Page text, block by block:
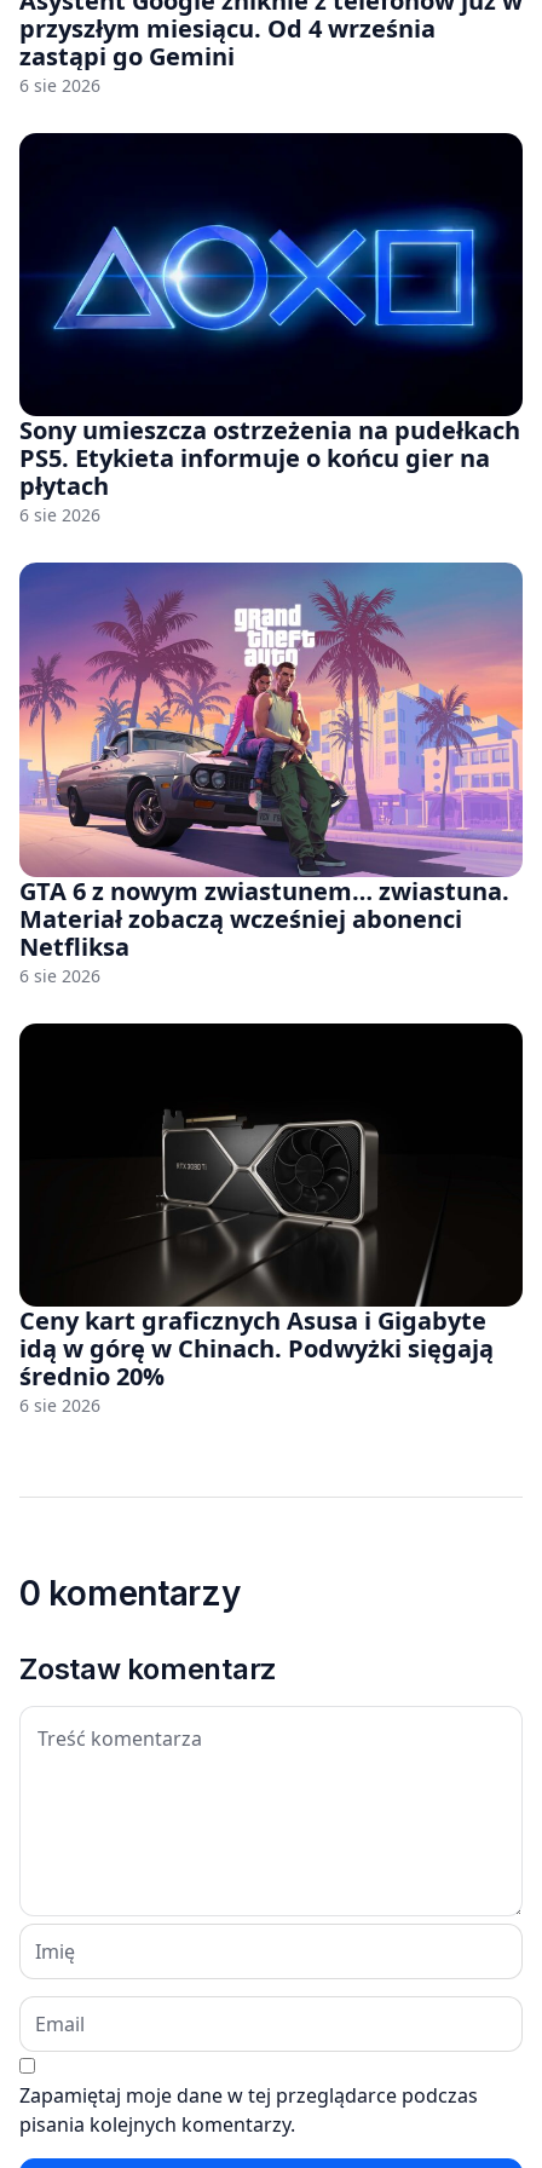
przyszłym miesiącu. Od 4 września
zastąpi go Gemini
6 sie 2026
Sony umieszcza ostrzeżenia na pudełkach
PS5. Etykieta informuje o końcu gier na
płytach
6 sie 2026
GTA 6 z nowym zwiastunem… zwiastuna.
Materiał zobaczą wcześniej abonenci
Netfliksa
6 sie 2026
Ceny kart graficznych Asusa i Gigabyte
idą w górę w Chinach. Podwyżki sięgają
średnio 20%
6 sie 2026
0 komentarzy
Zostaw komentarz
Zapamiętaj moje dane w tej przeglądarce podczas
pisania kolejnych komentarzy.